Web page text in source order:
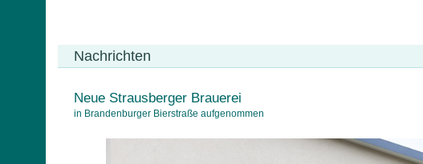
Nachrichten
Neue Strausberger Brauerei
in Brandenburger Bierstraße aufgenommen